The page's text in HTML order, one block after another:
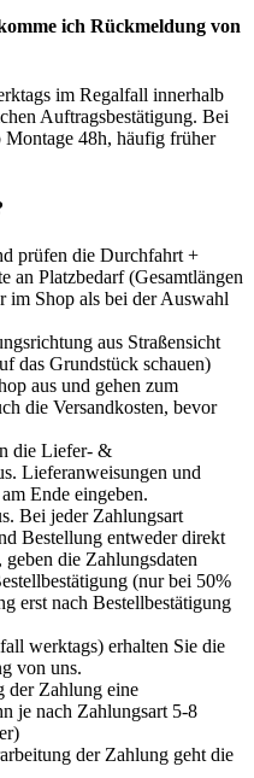
ich Rückmeldung von
im Regalfall innerhalb
Auftragsbestätigung. Bei
Montage 48h, häufig früher
prüfen die Durchfahrt +
an Platzbedarf (Gesamtlängen
im Shop als bei der Auswahl
aus Straßensicht
das Grundstück schauen)
aus und gehen zum
die Versandkosten, bevor
die Liefer- &
Lieferanweisungen und
Ende eingeben.
Bei jeder Zahlungsart
Bestellung entweder direkt
die Zahlungsdaten
(nur bei 50%
erst nach Bestellbestätigung
werktags) erhalten Sie die
von uns.
der Zahlung eine
je nach Zahlungsart 5-8
der Zahlung geht die